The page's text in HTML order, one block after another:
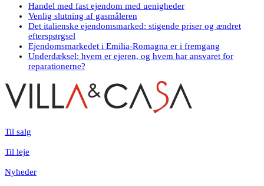
Handel med fast ejendom med uenigheder
Venlig slutning af gasmåleren
Det italienske ejendomsmarked: stigende priser og ændret
efterspørgsel
Ejendomsmarkedet i Emilia-Romagna er i fremgang
Underdæksel: hvem er ejeren, og hvem har ansvaret for
reparationerne?
Til salg
Til leje
Nyheder